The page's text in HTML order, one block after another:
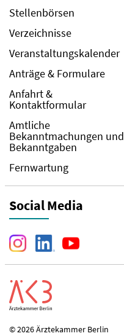
Stellenbörsen
Verzeichnisse
Veranstaltungskalender
Anträge & Formulare
Anfahrt &
Kontaktformular
Amtliche
Bekanntmachungen und
Bekanntgaben
Fernwartung
Social Media
© 2026 Ärztekammer Berlin